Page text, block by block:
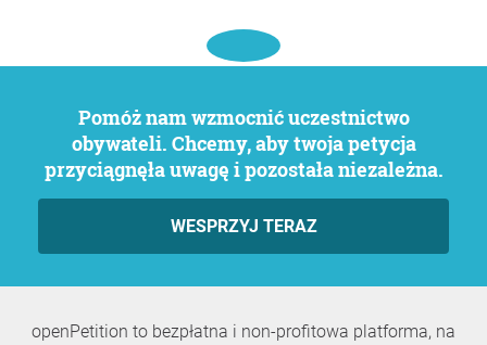
Pomóż nam wzmocnić uczestnictwo
obywateli. Chcemy, aby twoja petycja
przyciągnęła uwagę i pozostała niezależna.
WESPRZYJ TERAZ
openPetition to bezpłatna i non-profitowa platforma, na